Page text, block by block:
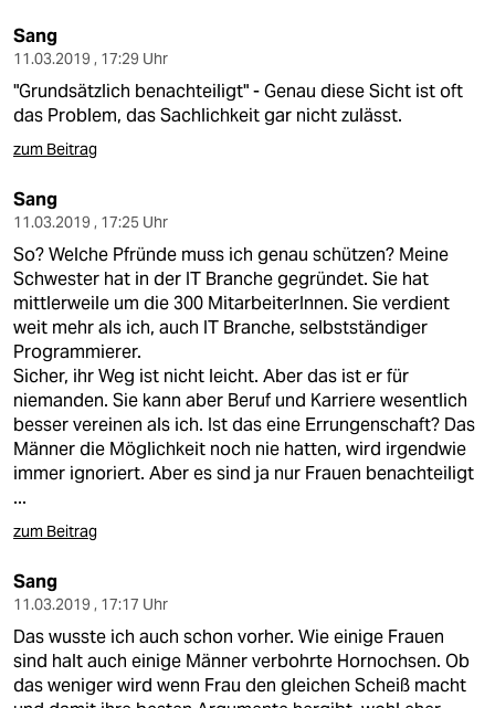
Sang
11.03.2019 , 17:29 Uhr
"Grundsätzlich benachteiligt" - Genau diese Sicht ist oft
das Problem, das Sachlichkeit gar nicht zulässt.
zum Beitrag
Sang
11.03.2019 , 17:25 Uhr
So? Welche Pfründe muss ich genau schützen? Meine
Schwester hat in der IT Branche gegründet. Sie hat
mittlerweile um die 300 MitarbeiterInnen. Sie verdient
weit mehr als ich, auch IT Branche, selbstständiger
Programmierer.
Sicher, ihr Weg ist nicht leicht. Aber das ist er für
niemanden. Sie kann aber Beruf und Karriere wesentlich
besser vereinen als ich. Ist das eine Errungenschaft? Das
Männer die Möglichkeit noch nie hatten, wird irgendwie
immer ignoriert. Aber es sind ja nur Frauen benachteiligt
...
zum Beitrag
Sang
11.03.2019 , 17:17 Uhr
Das wusste ich auch schon vorher. Wie einige Frauen
sind halt auch einige Männer verbohrte Hornochsen. Ob
das weniger wird wenn Frau den gleichen Scheiß macht